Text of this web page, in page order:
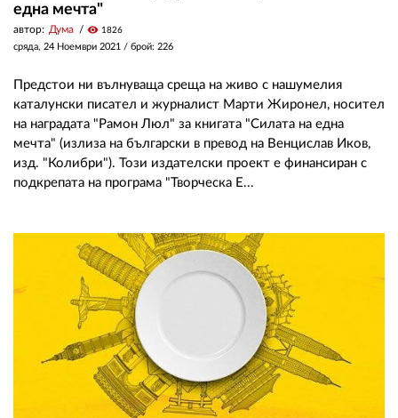
една мечта"
автор: Дума visibility 1826
сряда, 24 Ноември 2021 / брой: 226
Предстои ни вълнуваща среща на живо с нашумелия
каталунски писател и журналист Марти Жиронел, носител
на наградата "Рамон Люл" за книгата "Силата на една
мечта" (излиза на български в превод на Венцислав Иков,
изд. "Колибри"). Този издателски проект е финансиран с
подкрепата на програма "Творческа Е...